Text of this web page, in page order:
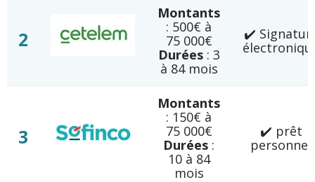
2
Montants
: 500€ à
75 000€
Durées: 3
à 84 mois
✔️
3
Montants
: 150€ à
75 000€
Durées :
10 à 84
mois
✔️ prêt
personnel